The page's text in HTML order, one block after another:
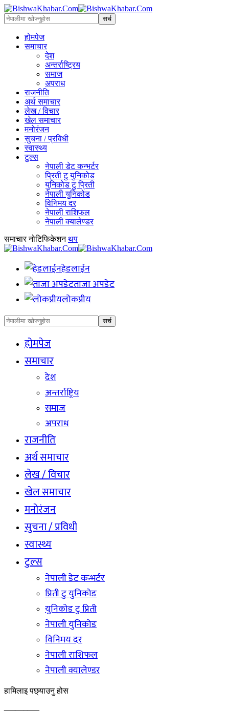
होमपेज
समाचार
देश
अन्तर्राष्ट्रिय
समाज
अपराध
राजनीति
अर्थ समाचार
लेख / विचार
खेल समाचार
मनोरंजन
सुचना / प्रविधी
स्वास्थ्य
टुल्स
नेपाली डेट कन्भर्टर
प्रिती टु युनिकोड
युनिकोड टु प्रिती
नेपाली युनिकोड
विनिमय दर
नेपाली राशिफल
नेपाली क्यालेण्डर
समाचार नोटिफिकेशन थप
हेडलाईन
ताजा अपडेट
लोकप्रीय
होमपेज
समाचार
देश
अन्तर्राष्ट्रिय
समाज
अपराध
राजनीति
अर्थ समाचार
लेख / विचार
खेल समाचार
मनोरंजन
सुचना / प्रविधी
स्वास्थ्य
टुल्स
नेपाली डेट कन्भर्टर
प्रिती टु युनिकोड
युनिकोड टु प्रिती
नेपाली युनिकोड
विनिमय दर
नेपाली राशिफल
नेपाली क्यालेण्डर
हामिलाइ पछ्याउनु होस